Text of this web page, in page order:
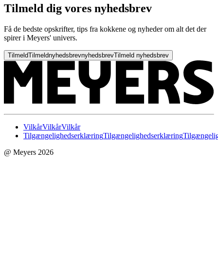
Tilmeld dig vores nyhedsbrev
Få de bedste opskrifter, tips fra kokkene og nyheder om alt det der
spirer i Meyers' univers.
TilmeldTilmeldnyhedsbrevnyhedsbrevTilmeld nyhedsbrev
VilkårVilkårVilkår
TilgængelighedserklæringTilgængelighedserklæring
@ Meyers 2026